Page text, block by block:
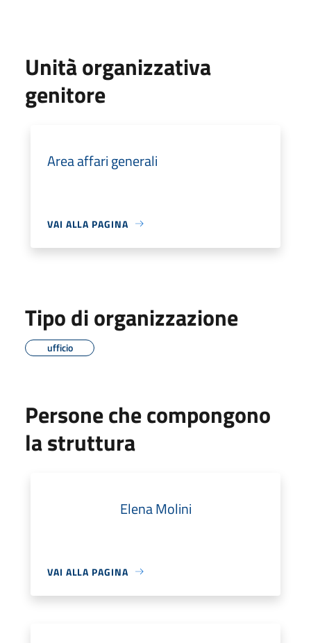
Unità organizzativa
genitore
Area affari generali
VAI ALLA PAGINA
Tipo di organizzazione
ufficio
Persone che compongono
la struttura
Elena Molini
VAI ALLA PAGINA